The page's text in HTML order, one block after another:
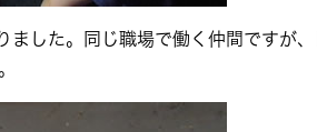
した。同じ職場で働く仲間ですが